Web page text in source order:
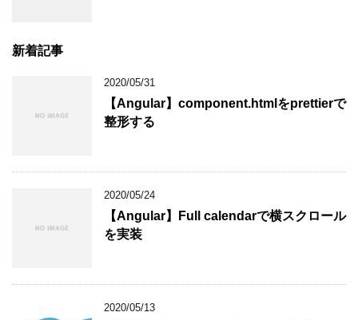
新着記事
2020/05/31
【Angular】component.htmlをprettierで
整形する
2020/05/24
【Angular】Full calendarで横スクロール
を実装
2020/05/13